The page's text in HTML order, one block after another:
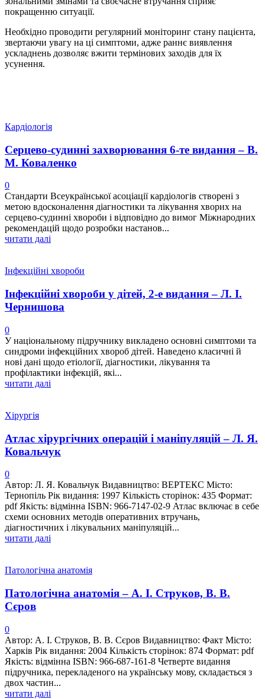
покращенню ситуації.
Необхідно проводити регулярний моніторинг стану пацієнта,
звертаючи увагу на ці симптоми, адже раннє виявлення
ускладнень дозволяє вжити термінових заходів для їх
усунення.
Кардіологія
Серцево-судинні захворювання 6-те видання – В.
М. Коваленко
0
Стандарти Всеукраїнської асоціації кардіологів створені з
метою вдосконалення діагностики та лікування хворих на
серцево-судинні хвороби і відповідно до вимог Міжнародних
рекомендацій щодо розробки настанов...
читати далі
Інфекційні хвороби
Інфекційні хвороби у дітей, 2-е видання – Л. І.
Чернишова
0
У національному підручнику викладено основні симптоми та
синдроми інфекційних хвороб дітей. Наведено класичні й
нові дані щодо етіології, діагностики, лікування та
профілактики інфекцій, які...
читати далі
Хірургія
Атлас хірургічних операцій і маніпуляцій – Л. Я.
Ковальчук
0
Автор: Л. Я. Ковальчук Видавництво: ВЕРТЕКС Місто:
Тернопіль Рік видання: 1997 Кількість сторінок: 435 Формат:
pdf Якість: відмінна ISBN: 966-7147-02-9 Атлас включає в себе
схеми основних методів оперативних втручань,
діагностичних і лікувальних маніпуляцій...
читати далі
Патологічна анатомія
Патологічна анатомія – А. І. Струков, В. В.
Сєров
0
Автор: А. І. Струков, В. В. Сєров Видавництво: Факт Місто:
Харків Рік видання: 2004 Кількість сторінок: 874 Формат: pdf
Якість: відмінна ISBN: 966-687-161-8 Четверте видання
підручника, перекладеного на українську мову, складається з
двох частин...
читати далі